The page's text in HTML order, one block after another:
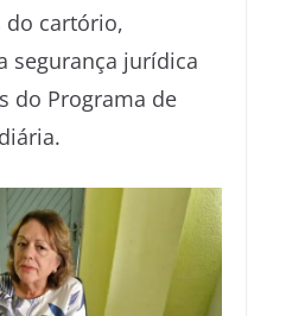
do cartório,
segurança jurídica
do Programa de